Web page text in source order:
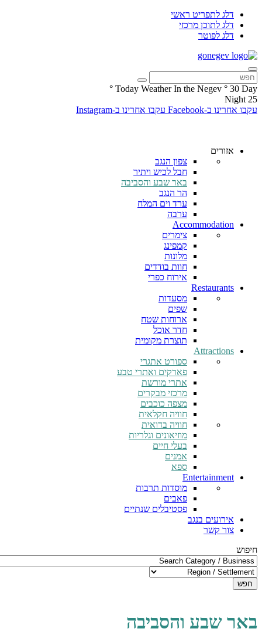
דלג לתפריט ראשי
דלג לתוכן מרכזי
דלג לפוטר
Today Weather In the Negev ° 30 Day
°
25
Night
עקבו אחרינו ב-Facebook
עקבו אחרינו ב-Instagram
אזורים
צפון הנגב
חבל לכיש ויתיר
באר שבע והסביבה
הר הנגב
ערד וים המלח
ערבה
Accommodation
צימרים
קמפינג
מלונות
חוות בודדים
אירוח כפרי
Restaurants
מסעדות
שפים
ארוחות שטח
חדר אוכל
תוצרת מקומית
Attractions
ספורט אתגרי
פארקים ואתרי טבע
אתרי מורשת
מרכזי מבקרים
מצפה כוכבים
חוויה חקלאית
חוויה בדואית
מוזיאונים וגלריות
בעלי חיים
אמנים
ספא
Entertainment
מוסדות תרבות
פאבים
פסטיבלים שנתיים
אירועים בנגב
צור קשר
חיפוש
חפש
באר שבע והסביבה